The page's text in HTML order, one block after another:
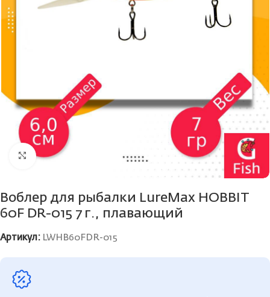
Нажмите, чтобы увеличить
Воблер для рыбалки LureMax HOBBIT
60F DR-015 7 г., плавающий
Артикул: LWHB60FDR-015